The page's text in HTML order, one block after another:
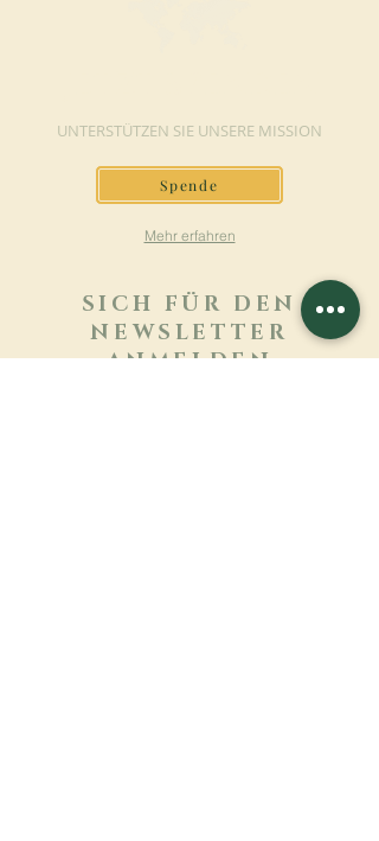
UNTERSTÜTZEN SIE UNSERE MISSION
Spende
Mehr erfahren
SICH FÜR DEN
NEWSLETTER
ANMELDEN